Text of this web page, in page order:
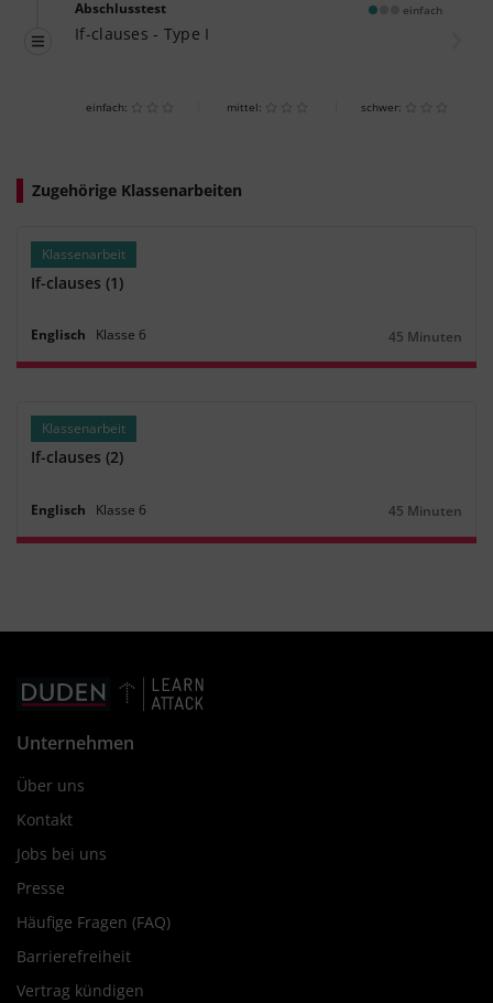
Abschlusstest einfach
If-clauses - Type I
einfach: mittel: schwer:
Zugehörige Klassenarbeiten
Klassenarbeit
If-clauses (1)
Englisch Klasse 6
Dauer:
45 Minuten
Klassenarbeit
If-clauses (2)
Englisch Klasse 6
Dauer:
45 Minuten
Unternehmen
Über uns
Kontakt
Jobs bei uns
Presse
Häufige Fragen (FAQ)
Barrierefreiheit
Vertrag kündigen